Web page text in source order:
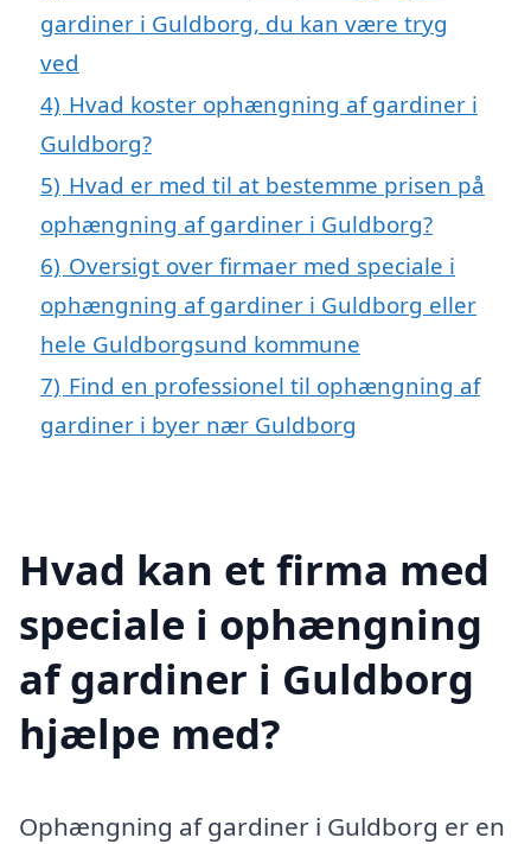
gardiner i Guldborg, du kan være tryg
ved
4) Hvad koster ophængning af gardiner i
Guldborg?
5) Hvad er med til at bestemme prisen på
ophængning af gardiner i Guldborg?
6) Oversigt over firmaer med speciale i
ophængning af gardiner i Guldborg eller
hele Guldborgsund kommune
7) Find en professionel til ophængning af
gardiner i byer nær Guldborg
Hvad kan et firma med
speciale i ophængning
af gardiner i Guldborg
hjælpe med?
Ophængning af gardiner i Guldborg er en